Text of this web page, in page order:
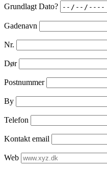
Grundlagt Dato?
Gadenavn
Nr.
Dør
Postnummer
By
Telefon
Kontakt email
Web